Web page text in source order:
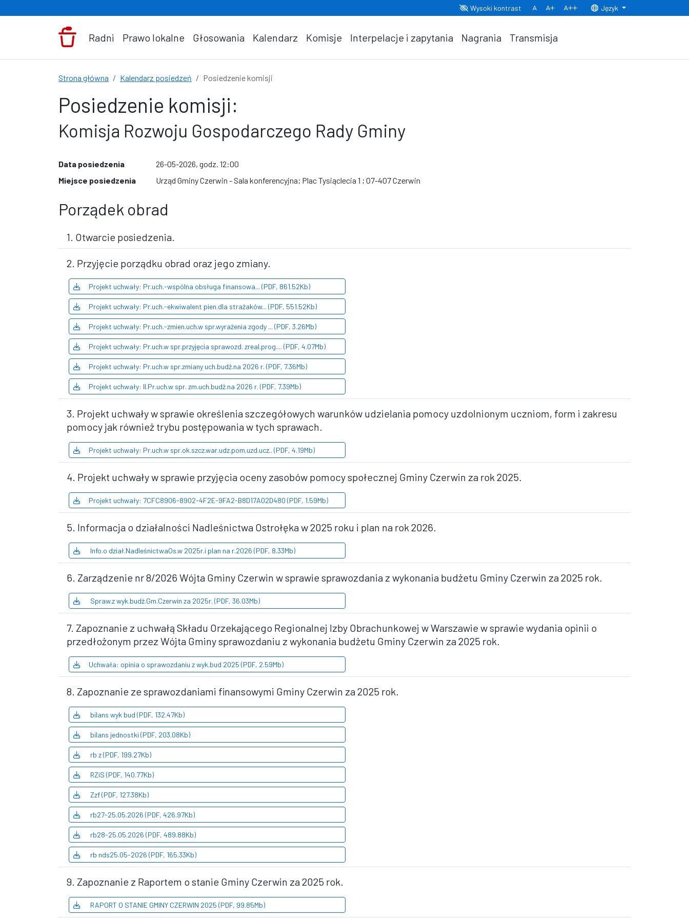
Wysoki kontrast
Normalny rozmiar czcionki
Rozmiar czcionki 150% Rozmiar czcionki 200%
Język
Radni Prawo lokalne Głosowania Kalendarz Komisje Interpelacje i zapytania Nagrania Transmisja
Strona główna Kalendarz posiedzeń Posiedzenie komisji
Posiedzenie komisji:
Komisja Rozwoju Gospodarczego Rady Gminy
Data posiedzenia
26-05-2026, godz. 12:00
Miejsce posiedzenia
Urząd Gminy Czerwin - Sala konferencyjna; Plac Tysiąclecia 1 ; 07-407 Czerwin
Porządek obrad
1. Otwarcie posiedzenia.
2. Przyjęcie porządku obrad oraz jego zmiany.
Projekt uchwały: Pr.uch.-wspólna obsługa finansowa... (PDF, 861.52Kb)
Projekt uchwały: Pr.uch.-ekwiwalent pien.dla strażaków... (PDF, 551.52Kb)
Projekt uchwały: Pr.uch.-zmien.uch.w spr.wyrażenia zgody ... (PDF, 3.26Mb)
Projekt uchwały: Pr.uch.w spr.przyjęcia sprawozd. zreal.prog.... (PDF, 4.07Mb)
Projekt uchwały: Pr.uch.w spr.zmiany uch.budż.na 2026 r. (PDF, 7.36Mb)
Projekt uchwały: II.Pr.uch.w spr. zm.uch.budż.na 2026 r. (PDF, 7.39Mb)
3. Projekt uchwały w sprawie określenia szczegółowych warunków udzielania pomocy uzdolnionym uczniom, form i zakresu
pomocy jak również trybu postępowania w tych sprawach.
Projekt uchwały: Pr.uch.w spr.ok.szcz.war.udz.pom.uzd.ucz.. (PDF, 4.19Mb)
4. Projekt uchwały w sprawie przyjęcia oceny zasobów pomocy społecznej Gminy Czerwin za rok 2025.
Projekt uchwały: 7CFC8906-8902-4F2E-9FA2-B8D17A02D480 (PDF, 1.59Mb)
5. Informacja o działalności Nadleśnictwa Ostrołęka w 2025 roku i plan na rok 2026.
Info.o dział.NadleśnictwaOs.w 2025r.i plan na r.2026 (PDF, 8.33Mb)
6. Zarządzenie nr 8/2026 Wójta Gminy Czerwin w sprawie sprawozdania z wykonania budżetu Gminy Czerwin za 2025 rok.
Spraw.z wyk.budż.Gm.Czerwin za 2025r. (PDF, 36.03Mb)
7. Zapoznanie z uchwałą Składu Orzekającego Regionalnej Izby Obrachunkowej w Warszawie w sprawie wydania opinii o
przedłożonym przez Wójta Gminy sprawozdaniu z wykonania budżetu Gminy Czerwin za 2025 rok.
Uchwała: opinia o sprawozdaniu z wyk.bud 2025 (PDF, 2.59Mb)
8. Zapoznanie ze sprawozdaniami finansowymi Gminy Czerwin za 2025 rok.
bilans wyk bud (PDF, 132.47Kb)
bilans jednostki (PDF, 203.08Kb)
rb z (PDF, 199.27Kb)
RZiS (PDF, 140.77Kb)
Zzf (PDF, 127.38Kb)
rb27-25.05.2026 (PDF, 426.97Kb)
rb28-25.05.2026 (PDF, 489.88Kb)
rb nds25.05-2026 (PDF, 165.33Kb)
9. Zapoznanie z Raportem o stanie Gminy Czerwin za 2025 rok.
RAPORT O STANIE GMINY CZERWIN 2025 (PDF, 99.85Mb)